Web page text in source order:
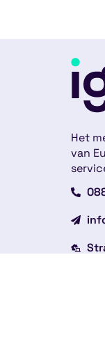
Het
van